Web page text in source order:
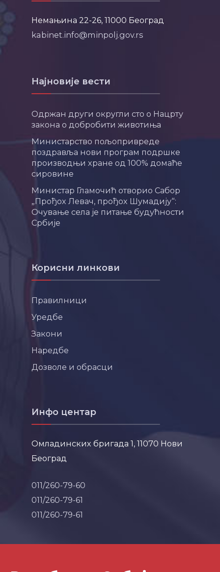
Немањина 22-26, 11000 Београд
kabinet.info@minpolj.gov.rs
Најновије вести
Одржан други округли сто о Нацрту
закона о добробити животиња
Министарство пољопривреде
поздравља нови програм подршке
производњи хране од 100% домаће
сировине
Министар Гламочић отворио Сабор
„Прођох Левач, прођох Шумадију“:
Очување села је питање будућности
Србије
Корисни линкови
Правилници
Уредбе
Закони
Наредбе
Дозволе и обрасци
Инфо центар
Омладинских бригада 1, 11070 Нови
Београд
011/260-79-60
011/260-79-61
011/260-79-61